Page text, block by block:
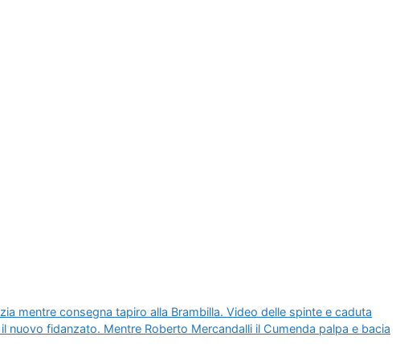
mentre consegna tapiro alla Brambilla. Video delle spinte e caduta
nuovo fidanzato. Mentre Roberto Mercandalli il Cumenda palpa e bacia